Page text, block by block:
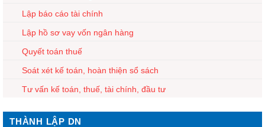
Lập báo cáo tài chính
Lập hồ sơ vay vốn ngân hàng
Quyết toán thuế
Soát xét kế toán, hoàn thiện sổ sách
Tư vấn kế toán, thuế, tài chính, đầu tư
THÀNH LẬP DN